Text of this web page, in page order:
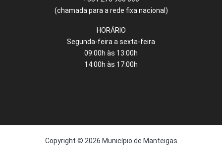
(chamada para a rede fixa nacional)
HORÁRIO
Segunda-feira a sexta-feira
09:00h às 13:00h
14:00h às 17:00h
Copyright © 2026 Município de Manteigas